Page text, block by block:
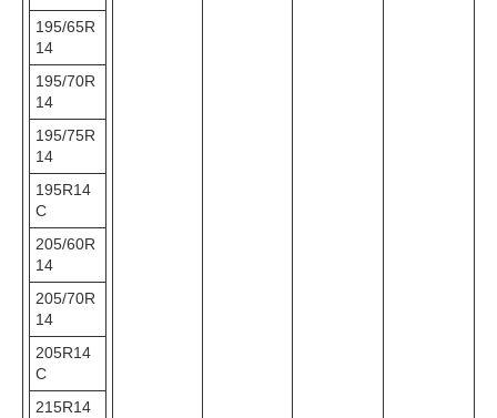
195/65R
14
195/70R
14
195/75R
14
195R14
C
205/60R
14
205/70R
14
205R14
C
215R14